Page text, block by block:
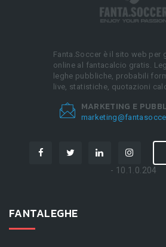
Fanta.Soccer è il sito web per
online al fantacalcio gratis.
leghe pubbliche, probabili
live, statistiche, quotazioni
MARKETING E
- 10.1.0.204
FANTALEGHE